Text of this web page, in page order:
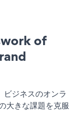
of
ジネスのオンラ
大きな課題を克服